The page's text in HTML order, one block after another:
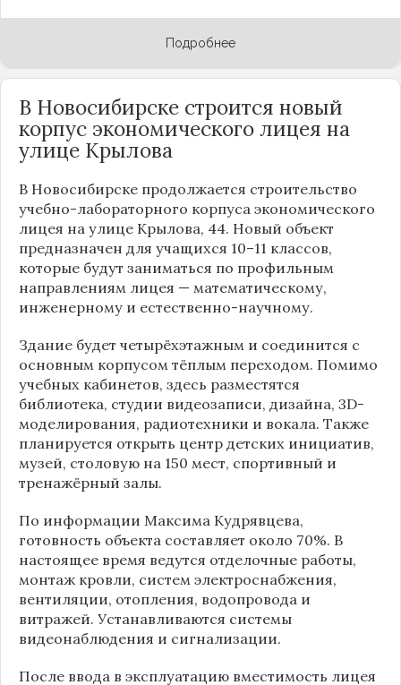
Подробнее
В Новосибирске строится новый
корпус экономического лицея на
улице Крылова
В Новосибирске продолжается строительство
учебно-лабораторного корпуса экономического
лицея на улице Крылова, 44. Новый объект
предназначен для учащихся 10–11 классов,
которые будут заниматься по профильным
направлениям лицея — математическому,
инженерному и естественно-научному.
Здание будет четырёхэтажным и соединится с
основным корпусом тёплым переходом. Помимо
учебных кабинетов, здесь разместятся
библиотека, студии видеозаписи, дизайна, 3D-
моделирования, радиотехники и вокала. Также
планируется открыть центр детских инициатив,
музей, столовую на 150 мест, спортивный и
тренажёрный залы.
По информации Максима Кудрявцева,
готовность объекта составляет около 70%. В
настоящее время ведутся отделочные работы,
монтаж кровли, систем электроснабжения,
вентиляции, отопления, водопровода и
витражей. Устанавливаются системы
видеонаблюдения и сигнализации.
После ввода в эксплуатацию вместимость лицея